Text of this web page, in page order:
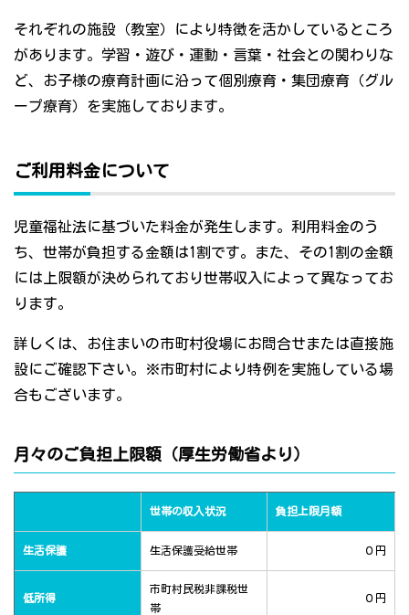
それぞれの施設（教室）により特徴を活かしているところ
があります。学習・遊び・運動・言葉・社会との関わりな
ど、お子様の療育計画に沿って個別療育・集団療育（グル
ープ療育）を実施しております。
ご利用料金について
児童福祉法に基づいた料金が発生します。利用料金のう
ち、世帯が負担する金額は1割です。また、その1割の金額
には上限額が決められており世帯収入によって異なってお
ります。
詳しくは、お住まいの市町村役場にお問合せまたは直接施
設にご確認下さい。※市町村により特例を実施している場
合もございます。
月々のご負担上限額（厚生労働省より）
世帯の収入状況 負担上限月額
生活保護 生活保護受給世帯 ０円
低所得
市町村民税非課税世
帯
０円